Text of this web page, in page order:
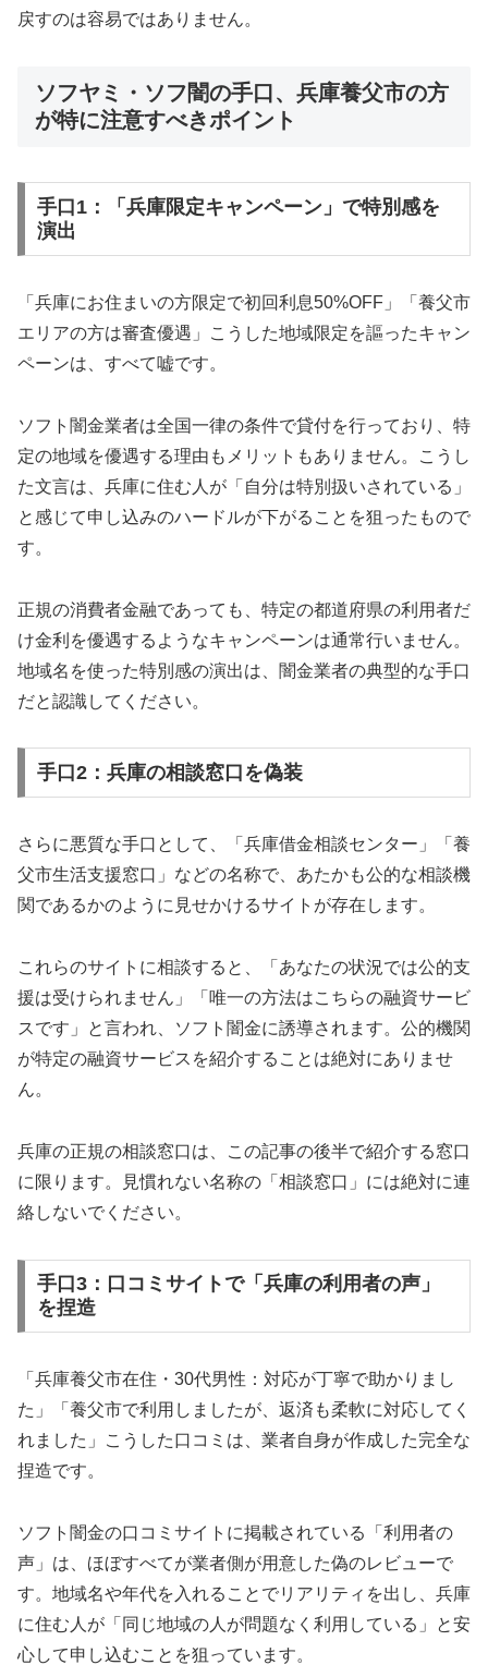
戻すのは容易ではありません。
ソフヤミ・ソフ闇の手口、兵庫養父市の方
が特に注意すべきポイント
手口1：「兵庫限定キャンペーン」で特別感を
演出
「兵庫にお住まいの方限定で初回利息50%OFF」「養父市
エリアの方は審査優遇」こうした地域限定を謳ったキャン
ペーンは、すべて嘘です。
ソフト闇金業者は全国一律の条件で貸付を行っており、特
定の地域を優遇する理由もメリットもありません。こうし
た文言は、兵庫に住む人が「自分は特別扱いされている」
と感じて申し込みのハードルが下がることを狙ったもので
す。
正規の消費者金融であっても、特定の都道府県の利用者だ
け金利を優遇するようなキャンペーンは通常行いません。
地域名を使った特別感の演出は、闇金業者の典型的な手口
だと認識してください。
手口2：兵庫の相談窓口を偽装
さらに悪質な手口として、「兵庫借金相談センター」「養
父市生活支援窓口」などの名称で、あたかも公的な相談機
関であるかのように見せかけるサイトが存在します。
これらのサイトに相談すると、「あなたの状況では公的支
援は受けられません」「唯一の方法はこちらの融資サービ
スです」と言われ、ソフト闇金に誘導されます。公的機関
が特定の融資サービスを紹介することは絶対にありませ
ん。
兵庫の正規の相談窓口は、この記事の後半で紹介する窓口
に限ります。見慣れない名称の「相談窓口」には絶対に連
絡しないでください。
手口3：口コミサイトで「兵庫の利用者の声」
を捏造
「兵庫養父市在住・30代男性：対応が丁寧で助かりまし
た」「養父市で利用しましたが、返済も柔軟に対応してく
れました」こうした口コミは、業者自身が作成した完全な
捏造です。
ソフト闇金の口コミサイトに掲載されている「利用者の
声」は、ほぼすべてが業者側が用意した偽のレビューで
す。地域名や年代を入れることでリアリティを出し、兵庫
に住む人が「同じ地域の人が問題なく利用している」と安
心して申し込むことを狙っています。